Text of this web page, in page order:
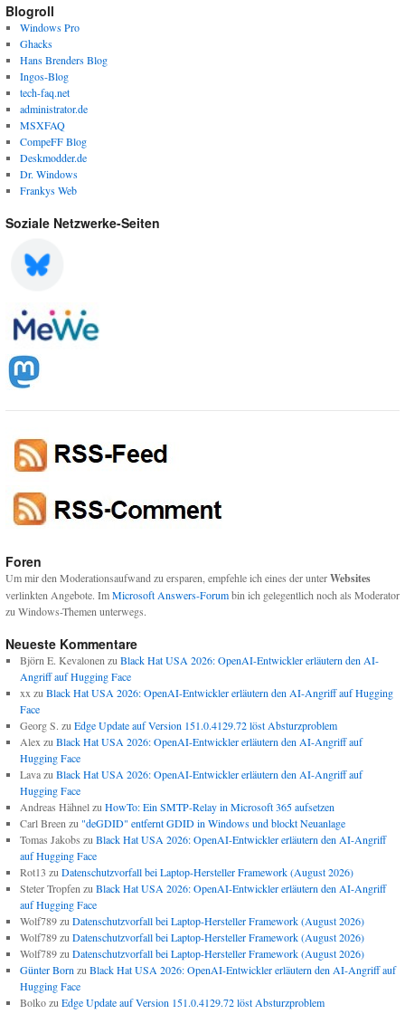
Blogroll
Windows Pro
Ghacks
Hans Brenders Blog
Ingos-Blog
tech-faq.net
administrator.de
MSXFAQ
CompeFF Blog
Deskmodder.de
Dr. Windows
Frankys Web
Soziale Netzwerke-Seiten
Foren
Um mir den Moderationsaufwand zu ersparen, empfehle ich eines der unterWebsites
verlinkten Angebote. ImMicrosoft Answers-Forumbin ich gelegentlich noch als Moderator
zu Windows-Themen unterwegs.
Neueste Kommentare
Björn E. Kevalonen zu Black Hat USA 2026: OpenAI-Entwickler erläutern den AI-
Angriff auf Hugging Face
xx zu Black Hat USA 2026: OpenAI-Entwickler erläutern den AI-Angriff auf Hugging
Face
Georg S. zu Edge Update auf Version 151.0.4129.72 löst Absturzproblem
Alex zu Black Hat USA 2026: OpenAI-Entwickler erläutern den AI-Angriff auf
Hugging Face
Lavazu Black Hat USA 2026: OpenAI-Entwickler erläutern den AI-Angriff auf
Hugging Face
Andreas Hähnelzu HowTo: Ein SMTP-Relay in Microsoft 365 aufsetzen
Carl Breen zu "deGDID" entfernt GDID in Windows und blockt Neuanlage
Tomas Jakobs zu Black Hat USA 2026: OpenAI-Entwickler erläutern den AI-Angriff
auf Hugging Face
Rot13 zu Datenschutzvorfall bei Laptop-Hersteller Framework (August 2026)
Steter Tropfen zu Black Hat USA 2026: OpenAI-Entwickler erläutern den AI-Angriff
auf Hugging Face
Wolf789zu Datenschutzvorfall bei Laptop-Hersteller Framework (August 2026)
Wolf789zu Datenschutzvorfall bei Laptop-Hersteller Framework (August 2026)
Wolf789zu Datenschutzvorfall bei Laptop-Hersteller Framework (August 2026)
Günter Born zu Black Hat USA 2026: OpenAI-Entwickler erläutern den AI-Angriff auf
Hugging Face
Bolkozu Edge Update auf Version 151.0.4129.72 löst Absturzproblem